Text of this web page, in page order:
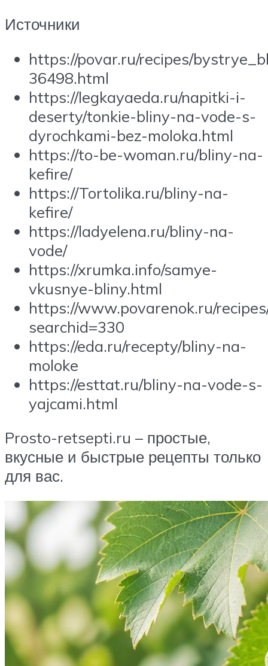
Источники
https://povar.ru/recipes/
36498.html
https://legkayaeda.ru/napitki-i-
deserty/tonkie-bliny-na-vode-s-
dyrochkami-bez-moloka.html
https://to-be-woman.ru/bliny-na-
kefire/
https://Tortolika.ru/bliny-na-
kefire/
https://ladyelena.ru/bliny-na-
vode/
https://xrumka.info/samye-
vkusnye-bliny.html
https://www.povarenok.ru/
searchid=330
https://eda.ru/recepty/bliny-na-
moloke
https://esttat.ru/bliny-na-vode-s-
yajcami.html
Prosto-retsepti.ru – простые,
вкусные и быстрые рецепты только
для вас.